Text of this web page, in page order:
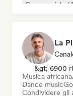
Commerciale /
La
&gt; 6900
Musica africana
Dance music
Condividere gli